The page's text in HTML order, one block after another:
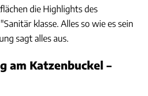
die Highlights des
klasse. Alles so wie es sein
sagt alles aus.
am Katzenbuckel –